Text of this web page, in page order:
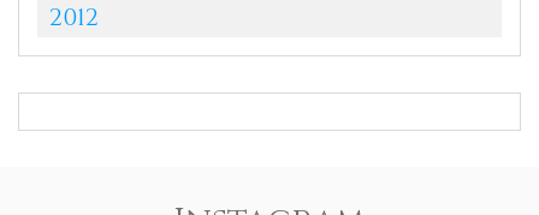
2012